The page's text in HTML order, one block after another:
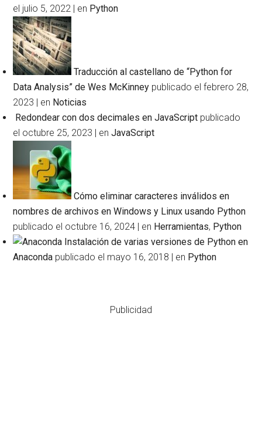
el julio 5, 2022
en Python
Traducción al castellano de “Python for
Data Analysis” de Wes McKinney publicado el febrero 28,
2023
en Noticias
Redondear con dos decimales en JavaScript publicado
el octubre 25, 2023
enJavaScript
Cómo eliminar caracteres inválidos en
nombres de archivos en Windows y Linux usando Python
publicado el octubre 16, 2024
en Herramientas, Python
Instalación de varias versiones de Python en
Anaconda publicado el mayo 16, 2018 en Python
Publicidad